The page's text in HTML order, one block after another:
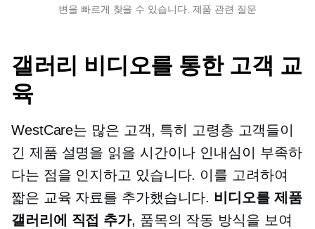
변을 빠르게 찾을 수 있습니다. 제품 관련 질문
갤러리 비디오를 통한 고객 교
육
WestCare는 많은 고객, 특히 고령층 고객들이
긴 제품 설명을 읽을 시간이나 인내심이 부족하
다는 점을 인지하고 있습니다. 이를 고려하여
짧은 교육 자료를 추가했습니다. 비디오를 제품
갤러리에 직접 추가, 품목의 작동 방식을 보여